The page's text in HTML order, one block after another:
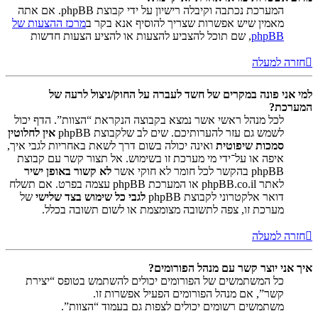
המערכת נכתבה וקיבלה רישיון על ידי קבוצת phpBB. אם אתה
מאמין שיש אפשרות שצריך להוסיף אנא בקר במרכז ההצעות של
phpBB, שם תוכל להצביע להצעות או להציע הצעות חדשות
חזרה למעלה
למי אני פונה במקרים של חשד לעברה על החוק/ניצול לרעה של
המערכת?
לכל מנהל ראשי אשר נמצא בקבוצה הנקראת “הצוות”. הדף יכול
לשמש גם עזר להערותיכם. שים לב שלקבוצת phpBB
אין לחלוטין
סמכות שיפוטית ואינה יכולה בשום דרך לשאת באחריות לגבי איך,
איפה או על־ידי מי מערכת זו בשימוש. אל תצור קשר עם קבוצת
phpBB בהקשר לכל חומר לא חוקי אשר
לא קשור באופן ישיר
לאתר phpBB.co.il או המערכת phpBB עצמה בפרט. אם תשלח
דואר אלקטרוני לקבוצת phpBB
לגבי כל שימוש בצד שלישי של
מערכת זו, צפה לתשובה מצומצמת או לשום תשובה בכלל.
חזרה למעלה
איך אני יוצר קשר עם מנהל הפורומים?
כל המשתמשים של הפורומים יכולים להשתמש בטופס “יצירת
קשר”, אם מנהל הפורומים הפעיל אפשרות זו.
משתמשים רשומים יכולים לצפות גם בעמוד “הצוות”.